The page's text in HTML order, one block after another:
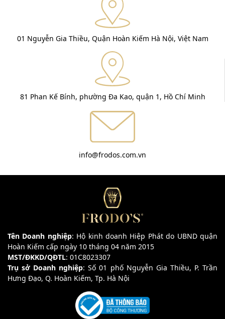
01 Nguyễn Gia Thiều, Quận Hoàn Kiếm Hà Nội, Việt Nam
81 Phan Kế Bính, phường Đa Kao, quận 1, Hồ Chí Minh
info@frodos.com.vn
Tên Doanh nghiệp: Hộ kinh doanh Hiệp Phát do UBND quận
Hoàn Kiếm cấp ngày 10 tháng 04 năm 2015
MST/ĐKKD/QĐTL: 01C8023307
Trụ sở Doanh nghiệp: Số 01 phố Nguyễn Gia Thiều, P. Trần
Hưng Đạo, Q. Hoàn Kiếm, Tp. Hà Nội